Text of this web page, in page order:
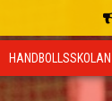
HANDBOLLSSKOLAN